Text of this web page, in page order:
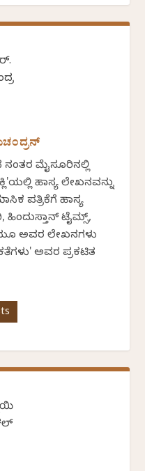
ಮೈಸೂರಿನಲ್ಲಿ
ಹಾಸ್ಯ ಲೇಖನವನ್ನು
ಪತ್ರಿಕೆಗೆ ಹಾಸ್ಯ
ಹಿಂದುಸ್ತಾನ್ ಟೈಮ್ಸ್,
ಅವರ ಲೇಖನಗಳು
ಅವರ ಪ್ರಕಟಿತ